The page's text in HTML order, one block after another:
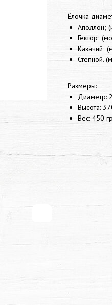
Ёлочка
Аполлон;
Гектор;
Казачий;
Степной.
Размеры:
Диаметр:
Высота:
Вес: 450